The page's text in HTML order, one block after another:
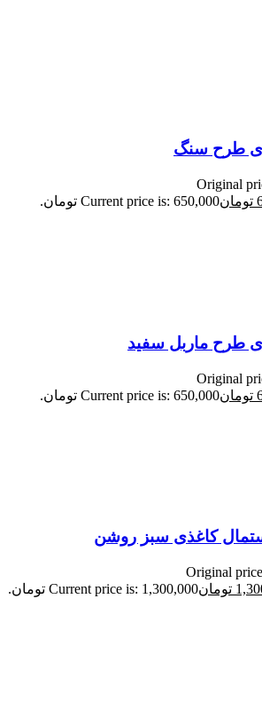
طرح سنگ
Original
تومانCurrent price is: 650,000 تومان.
طرح ماربل سفید
Original
تومانCurrent price is: 650,000 تومان.
کاغذی سبز روشن
Original
تومانCurrent price is: 1,300,000 تومان.